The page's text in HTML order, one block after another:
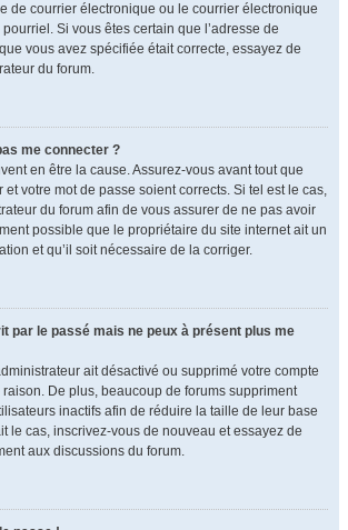
de courrier électronique ou le courrier électronique
Si vous êtes certain que l’adresse de
vous avez spécifiée était correcte, essayez de
du forum.
me connecter ?
en être la cause. Assurez-vous avant tout que
et votre mot de passe soient corrects. Si tel est le cas,
du forum afin de vous assurer de ne pas avoir
possible que le propriétaire du site internet ait un
et qu’il soit nécessaire de la corriger.
par le passé mais ne peux à présent plus me
ait désactivé ou supprimé votre compte
De plus, beaucoup de forums suppriment
inactifs afin de réduire la taille de leur base
le cas, inscrivez-vous de nouveau et essayez de
aux discussions du forum.